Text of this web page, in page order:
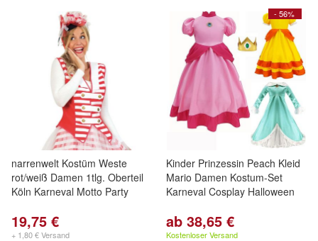
narrenwelt Kostüm Weste
rot/weiß Damen 1tlg. Oberteil
Köln Karneval Motto Party
19,75 €
+ 1,80 € Versand
- 56%
Kinder Prinzessin Peach Kleid
Mario Damen Kostum-Set
Karneval Cosplay Halloween
ab 38,65 €
Kostenloser Versand